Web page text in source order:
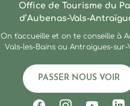
Office de Tourisme du
d’Aubenas-Vals-
On t'accueille et on te conseille à
Vals-les-Bains ou Antraigues-sur-
PASSER NOUS VOIR